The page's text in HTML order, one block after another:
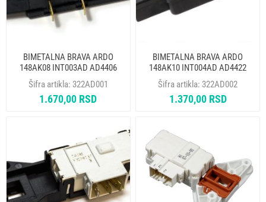
BIMETALNA BRAVA ARDO
148AK08 INT003AD AD4406
Šifra artikla: 322AD001
1.670,00 RSD
BIMETALNA BRAVA ARDO
148AK10 INT004AD AD4422
Šifra artikla: 322AD002
1.370,00 RSD